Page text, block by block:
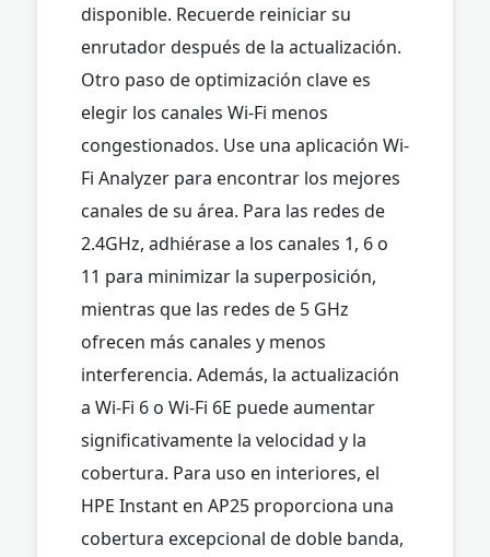
disponible. Recuerde reiniciar su
enrutador después de la actualización.
Otro paso de optimización clave es
elegir los canales Wi-Fi menos
congestionados. Use una aplicación Wi-
Fi Analyzer para encontrar los mejores
canales de su área. Para las redes de
2.4GHz, adhiérase a los canales 1, 6 o
11 para minimizar la superposición,
mientras que las redes de 5 GHz
ofrecen más canales y menos
interferencia. Además, la actualización
a Wi-Fi 6 o Wi-Fi 6E puede aumentar
significativamente la velocidad y la
cobertura. Para uso en interiores, el
HPE Instant en AP25 proporciona una
cobertura excepcional de doble banda,